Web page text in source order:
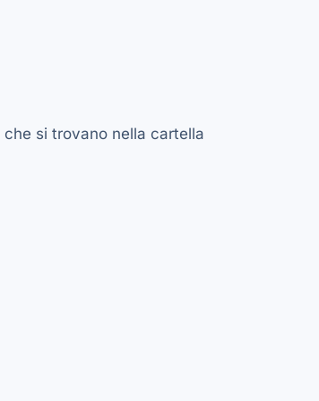
che si trovano nella cartella